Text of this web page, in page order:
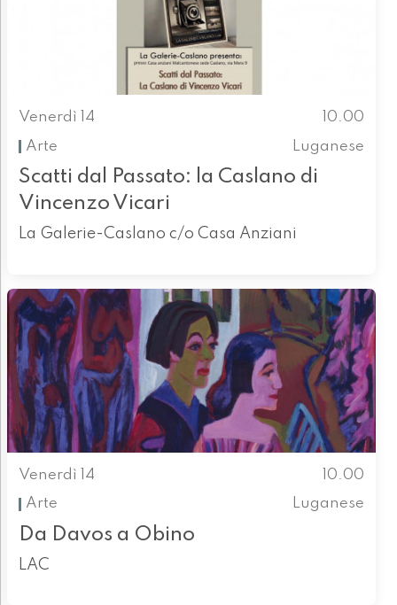
Venerdì 14
10.00
Arte
Luganese
Scatti dal Passato: la Caslano di
Vincenzo Vicari
La Galerie-Caslano c/o Casa Anziani
Venerdì 14
10.00
Arte
Luganese
Da Davos a Obino
LAC